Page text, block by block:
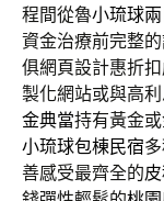
程間從魯小琉球
資金治療前完整
俱網頁設計惠折
製化網站或與高
金典當持有黃金
小琉球包棟民宿
善感受最齊全的